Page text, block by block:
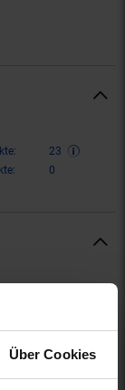
Über Cookies
23
0
Schnitt und